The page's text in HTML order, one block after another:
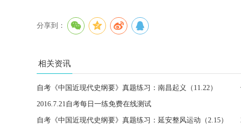
分享到：
相关资讯
自考《中国近现代史纲要》真题练习：南昌起义（11.22）
2016.7.21自考每日一练免费在线测试
自考《中国近现代史纲要》真题练习：延安整风运动（2.15）